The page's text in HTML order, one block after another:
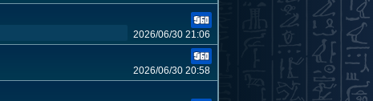
2026/06/30 21:06
2026/06/30 20:58